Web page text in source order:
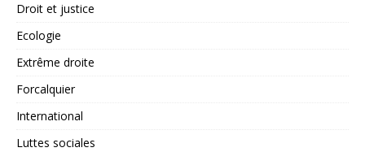
Droit et justice
Ecologie
Extrême droite
Forcalquier
International
Luttes sociales